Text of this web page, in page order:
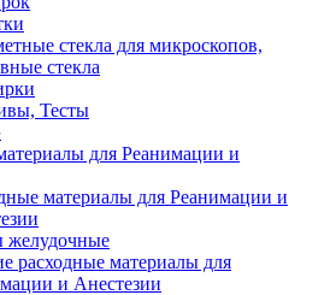
стекла для микроскопов,
стекла
Тесты
для Реанимации и
материалы для Реанимации и
желудочные
расходные материалы для
и Анестезии